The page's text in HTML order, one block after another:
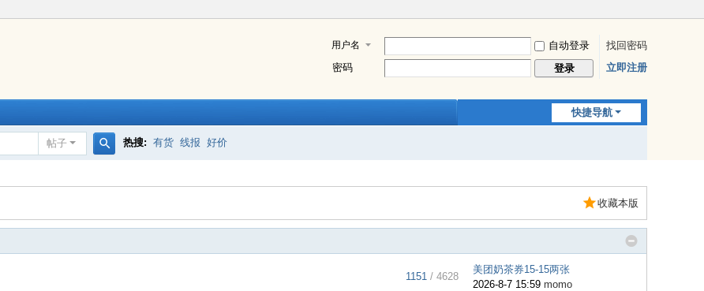
用户名 自动登录
找回密码
密码
登录 立即注册
快捷导航
帖子
索
热搜: 有货 线报 好价
收藏本版
1151 / 4628
美团奶茶券15-15两张
2026-8-7 15:59 momo